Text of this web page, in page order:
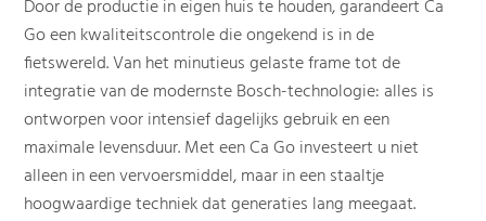
Door de productie in eigen huis te houden, garandeert Ca
Go een kwaliteitscontrole die ongekend is in de
fietswereld. Van het minutieus gelaste frame tot de
integratie van de modernste Bosch-technologie: alles is
ontworpen voor intensief dagelijks gebruik en een
maximale levensduur. Met een Ca Go investeert u niet
alleen in een vervoersmiddel, maar in een staaltje
hoogwaardige techniek dat generaties lang meegaat.